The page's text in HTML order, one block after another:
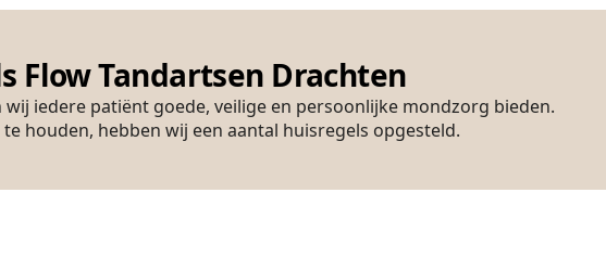
Flow Tandartsen Drachten
iedere patiënt goede, veilige en persoonlijke mondzorg bieden.
houden, hebben wij een aantal huisregels opgesteld.